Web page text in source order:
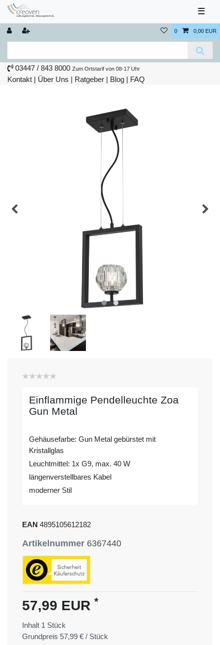
☰
0 0,00 EUR
03447 / 843 8000 Zum Ortstarif von 08-17 Uhr
Kontakt | Über Uns | Ratgeber | Blog | FAQ
Einflammige Pendelleuchte Zoa
Gun Metal
Gehäusefarbe: Gun Metal gebürstet mit
Kristallglas
Leuchtmittel: 1x G9, max. 40 W
längenverstellbares Kabel
moderner Stil
EAN 4895105612182
Artikelnummer 6367440
57,99 EUR *
Inhalt 1 Stück
Grundpreis 57,99 € / Stück